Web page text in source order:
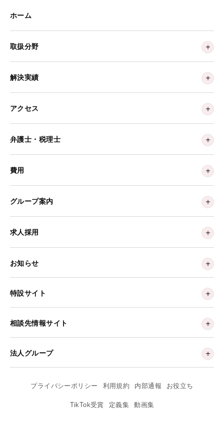
ホーム
取扱分野
解決実績
アクセス
弁護士・税理士
費用
グループ案内
求人採用
お知らせ
特設サイト
相談先情報サイト
法人グループ
プライバシーポリシー 利用規約 内部通報 お役立ち
TikTok受賞 定義集 動画集